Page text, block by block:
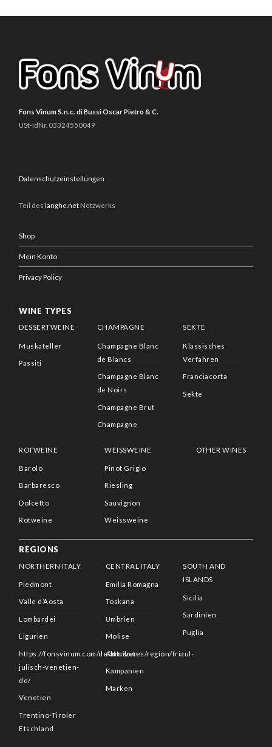
Fons Vinum S.n.c. di Bussi Oscar Pietro & C.
USt-IdNr. 03324550049
Datenschutzeinstellungen
Teil des langhe.net Netzwerks
Shop
Mein Konto
Privacy Policy
WINE TYPES
DESSERTWEINE
Muskateller
Passiti
CHAMPAGNE
Champagne Blanc
de Blancs
Champagne Blanc
de Noirs
Champagne Brut
Champagne
SEKTE
Klassisches
Verfahren
Franciacorta
Sekte
ROTWEINE
Barolo
Barbaresco
Dolcetto
Rotweine
WEISSWEINE
Pinot Grigio
Riesling
Sauvignon
Weissweine
OTHER WINES
REGIONS
NORTHERN ITALY
Piedmont
Valle d’Aosta
Lombardei
Ligurien
https://fonsvinum.com/de/attributes/region/friaul-
julisch-venetien-
de/
Venetien
Trentino-Tiroler
Etschland
CENTRAL ITALY
Emilia Romagna
Toskana
Umbrien
Molise
Abruzzen
Kampanien
Marken
SOUTH AND
ISLANDS
Sicilia
Sardinien
Puglia